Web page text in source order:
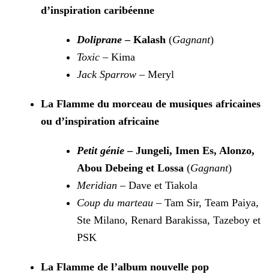
d’inspiration caribéenne
Doliprane – Kalash (Gagnant)
Toxic – Kima
Jack Sparrow – Meryl
La Flamme du morceau de musiques africaines
ou d’inspiration africaine
Petit génie – Jungeli, Imen Es, Alonzo,
Abou Debeing et Lossa (Gagnant)
Meridian – Dave et Tiakola
Coup du marteau – Tam Sir, Team Paiya,
Ste Milano, Renard Barakissa, Tazeboy et
PSK
La Flamme de l’album nouvelle pop